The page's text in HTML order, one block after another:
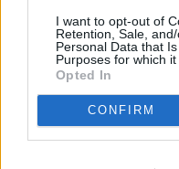
I want to opt-out of
Retention, Sale,
Personal Data that
Purposes for which it
Opted In
CONFIRM
Dovolená u moře•Bazény